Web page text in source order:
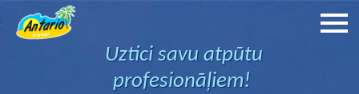
Uztici savu atpūtu
profesionāļiem!